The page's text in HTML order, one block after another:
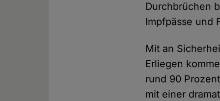
Durchbrüchen
Impfpässe und
Mit an
Erliegen
rund 90
mit einer